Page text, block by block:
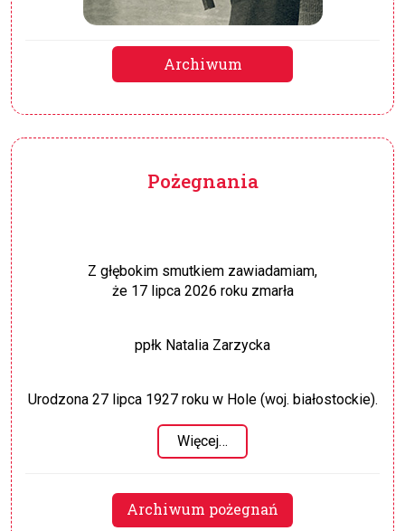
Archiwum
Pożegnania
Z głębokim smutkiem zawiadamiam,
że 17 lipca 2026 roku zmarła
ppłk Natalia Zarzycka
Urodzona 27 lipca 1927 roku w Hole (woj. białostockie).
Więcej…
Archiwum pożegnań